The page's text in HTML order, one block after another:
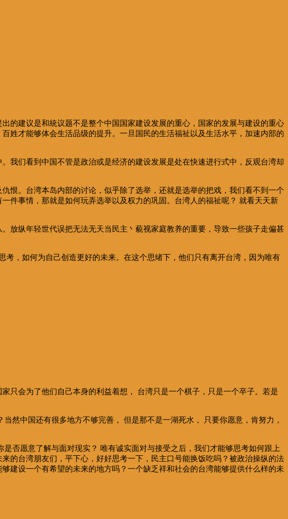
的建议是和統议题不是整个中国国家建设发展的重心，国家的发展与建设的重心
姓才能够体会生活品级的提升。一旦国民的生活福祉以及生活水平，加速内部的
我们看到中国不管是政治或是经济的建设发展是处在快速进行式中，反观台湾却
恨。台湾本岛内部的讨论，似乎除了选举，还就是选举的把戏，我们看不到一个
件事情，那就是如何玩弄选举以及权力的巩固。台湾人的福祉呢？ 就看天天新
放纵年轻世代误把无法无天当民主丶藐视家庭教养的重要，导致一些孩子走偏甚
，如何为自己创造更好的未来。在这个思绪下，他们只有离开台湾，因为唯有
只会为了他们自己本身的利益着想， 台湾只是一个棋子，只是一个卒子。若是
然中国还有很多地方不够完善， 但是那不是一湖死水， 只要你愿意，肯努力，
否愿意了解与面对现实？ 唯有诚实面对与接受之后，我们才能够思考如何跟上
的台湾朋友们，平下心，好好思考一下，民主口号能换饭吃吗？被政治操纵的法
建设一个有希望的未来的地方吗？一个缺乏祥和社会的台湾能够提供什么样的未